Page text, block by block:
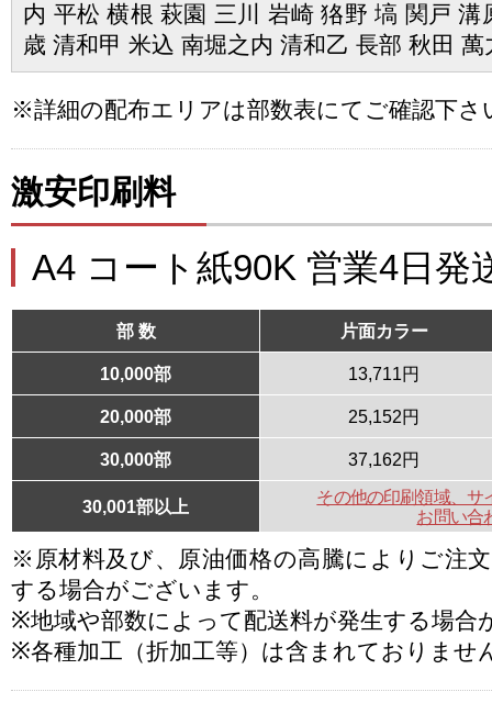
内 平松 横根 萩園 三川 岩崎 狢野 塙 関戸
歳 清和甲 米込 南堀之内 清和乙 長部 秋田
※詳細の配布エリアは部数表にてご確認下さ
激安印刷料
A4 コート紙90K 営業4日発
部 数 片面カラー
10,000部 13,711円
20,000部 25,152円
30,000部 37,162円
30,001部以上
その他の印刷領域、サ
お問い合
※原材料及び、原油価格の高騰によりご注
する場合がございます。
※地域や部数によって配送料が発生する場合
※各種加工（折加工等）は含まれておりませ